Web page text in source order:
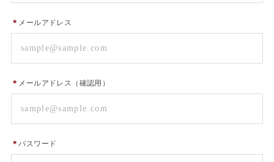
＊ メールアドレス
＊ メールアドレス（確認用）
＊パスワード